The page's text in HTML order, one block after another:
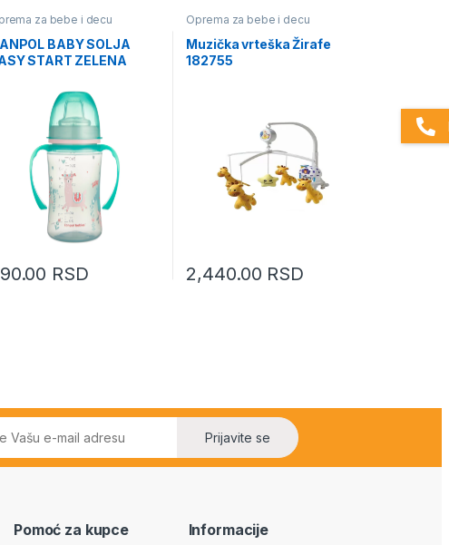
za bebe i decu
BABY SOLJA
START ZELENA
RSD
Oprema za bebe i decu
Muzička vrteška Žirafe
182755
2,440.00 RSD
Prijavite se
Pomoć za kupce Informacije